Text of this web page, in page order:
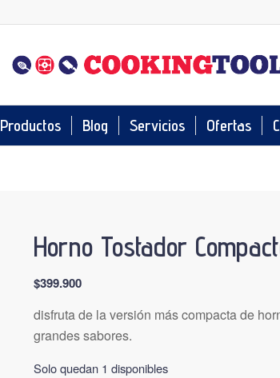
Productos Blog Servicios Ofertas
Horno Tostador
$399.900
disfruta de la versión más compacta de
grandes sabores.
Solo quedan 1 disponibles